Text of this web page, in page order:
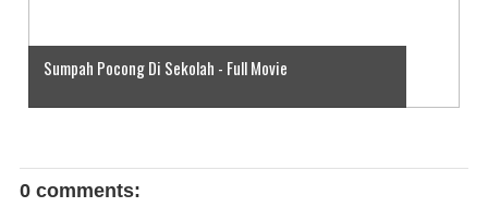
Sumpah Pocong Di Sekolah - Full Movie
0 comments: